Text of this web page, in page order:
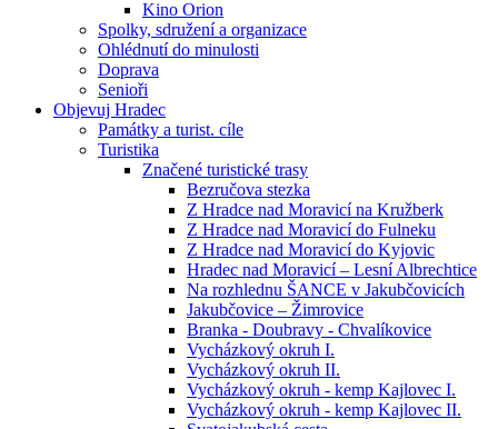
Kino Orion
Spolky, sdružení a organizace
Ohlédnutí do minulosti
Doprava
Senioři
Objevuj Hradec
Památky a turist. cíle
Turistika
Značené turistické trasy
Bezručova stezka
Z Hradce nad Moravicí na Kružberk
Z Hradce nad Moravicí do Fulneku
Z Hradce nad Moravicí do Kyjovic
Hradec nad Moravicí – Lesní Albrechtice
Na rozhlednu ŠANCE v Jakubčovicích
Jakubčovice – Žimrovice
Branka - Doubravy - Chvalíkovice
Vycházkový okruh I.
Vycházkový okruh II.
Vycházkový okruh - kemp Kajlovec I.
Vycházkový okruh - kemp Kajlovec II.